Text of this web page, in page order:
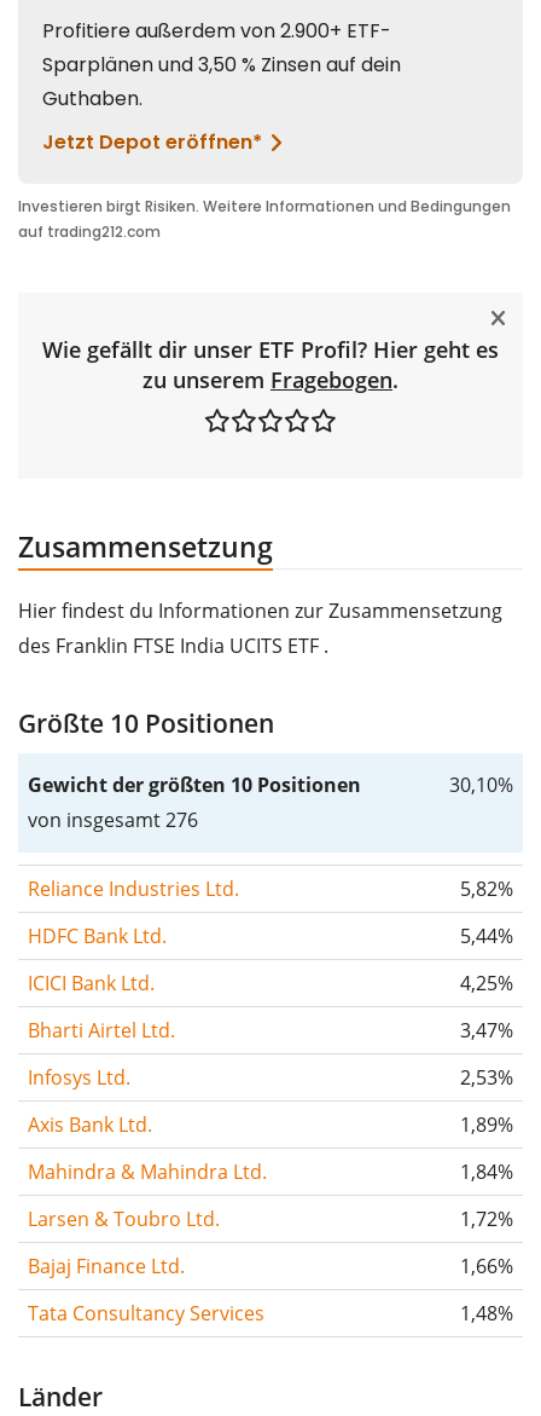
Wie gefällt dir unser ETF Profil? Hier geht es
zu unserem Fragebogen.
Zusammensetzung
Hier findest du Informationen zur Zusammensetzung
des Franklin FTSE India UCITS ETF .
Größte 10 Positionen
Gewicht der größten 10 Positionen
von insgesamt 276
30,10%
Reliance Industries Ltd.
5,82%
HDFC Bank Ltd.
5,44%
ICICI Bank Ltd.
4,25%
Bharti Airtel Ltd.
3,47%
Infosys Ltd.
2,53%
Axis Bank Ltd.
1,89%
Mahindra & Mahindra Ltd.
1,84%
Larsen & Toubro Ltd.
1,72%
Bajaj Finance Ltd.
1,66%
Tata Consultancy Services
1,48%
Länder